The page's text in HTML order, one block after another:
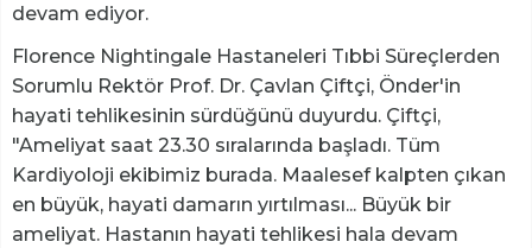
devam ediyor.
Florence Nightingale Hastaneleri Tıbbi Süreçlerden
Sorumlu Rektör Prof. Dr. Çavlan Çiftçi, Önder'in
hayati tehlikesinin sürdüğünü duyurdu. Çiftçi,
"Ameliyat saat 23.30 sıralarında başladı. Tüm
Kardiyoloji ekibimiz burada. Maalesef kalpten çıkan
en büyük, hayati damarın yırtılması... Büyük bir
ameliyat. Hastanın hayati tehlikesi hala devam